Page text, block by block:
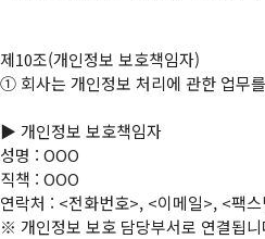
① 회사는 개인정보 처리에 관한 업무
▶ 개인정보 보호책임자
성명 : OOO
직책 : OOO
연락처 : <전화번호>, <이메일>, <팩
※ 개인정보 보호 담당부서로 연결됩니